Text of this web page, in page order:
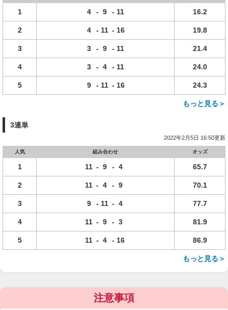
1 4 - 9 - 11 16.2
2 4 - 11 - 16 19.8
3 3 - 9 - 11 21.4
4 3 - 4 - 11 24.0
5 9 - 11 - 16 24.3
もっと見る＞
3連単
2022年2月5日 16:50更新
人気 組み合わせ オッズ
1 11 - 9 - 4 65.7
2 11 - 4 - 9 70.1
3 9 - 11 - 4 77.7
4 11 - 9 - 3 81.9
5 11 - 4 - 16 86.9
もっと見る＞
注意事項